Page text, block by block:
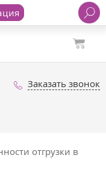
Заказать звонок
отгрузки в